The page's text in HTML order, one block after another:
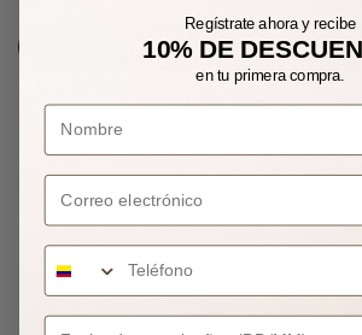
NOTIFÍCAME CUANDO ESTÉ
Guía de Tallas
Regístrate ahora y recibe
10% DE
en tu primera compra.
Correo electrónico
Your Birthday